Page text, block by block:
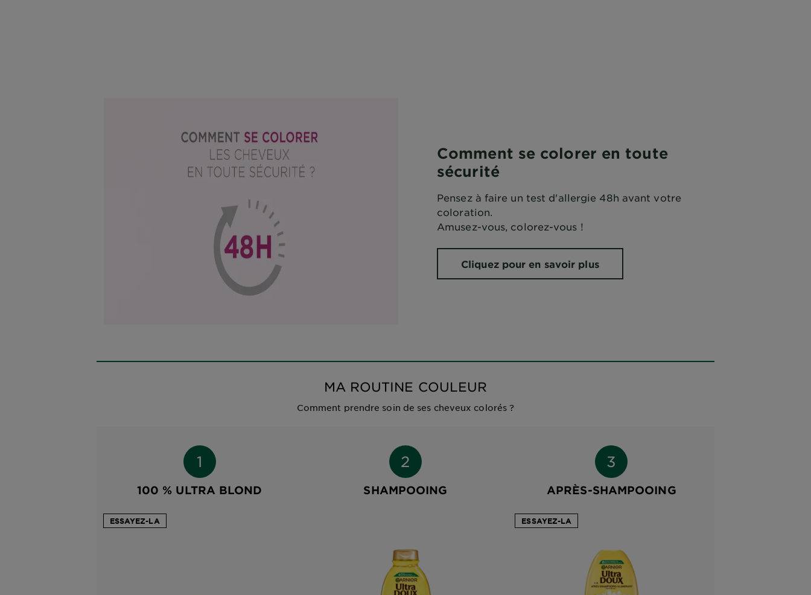
Comment se colorer en toute
sécurité
Pensez à faire un test d'allergie 48h avant votre
coloration.
Amusez-vous, colorez-vous !
Cliquez pour en savoir plus
MA ROUTINE COULEUR
Comment prendre soin de ses cheveux colorés ?
100 % ULTRA BLOND
ESSAYEZ-LA
SHAMPOOING APRÈS-SHAMPOOING
ESSAYEZ-LA